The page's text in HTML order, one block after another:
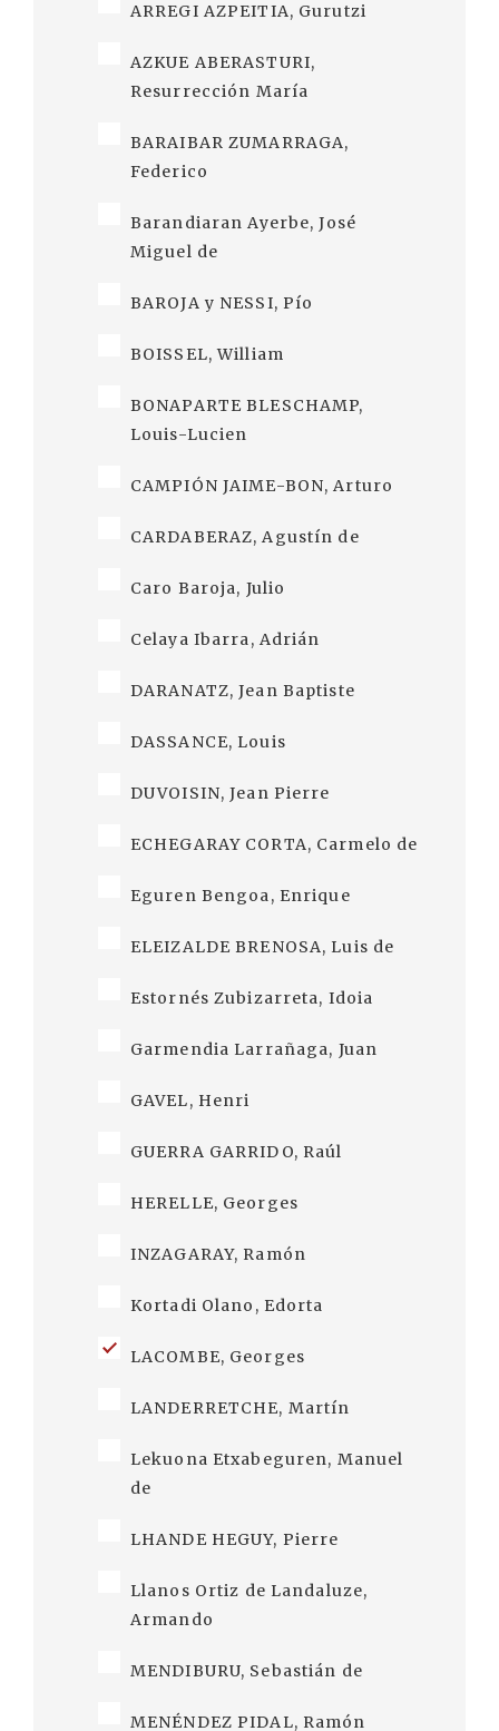
ARREGI AZPEITIA, Gurutzi
AZKUE ABERASTURI,
Resurrección María
BARAIBAR ZUMARRAGA,
Federico
Barandiaran Ayerbe, José
Miguel de
BAROJA y NESSI, Pío
BOISSEL, William
BONAPARTE BLESCHAMP,
Louis-Lucien
CAMPIÓN JAIME-BON, Arturo
CARDABERAZ, Agustín de
Caro Baroja, Julio
Celaya Ibarra, Adrián
DARANATZ, Jean Baptiste
DASSANCE, Louis
DUVOISIN, Jean Pierre
ECHEGARAY CORTA, Carmelo de
Eguren Bengoa, Enrique
ELEIZALDE BRENOSA, Luis de
Estornés Zubizarreta, Idoia
Garmendia Larrañaga, Juan
GAVEL, Henri
GUERRA GARRIDO, Raúl
HERELLE, Georges
INZAGARAY, Ramón
Kortadi Olano, Edorta
LACOMBE, Georges
LANDERRETCHE, Martín
Lekuona Etxabeguren, Manuel
de
LHANDE HEGUY, Pierre
Llanos Ortiz de Landaluze,
Armando
MENDIBURU, Sebastián de
MENÉNDEZ PIDAL, Ramón